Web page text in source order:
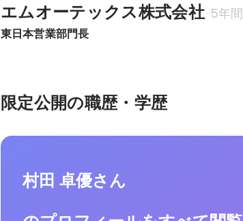
エムオーテックス株式会社 5年間
東日本営業部門長
限定公開の職歴・学歴
村田 卓優さん